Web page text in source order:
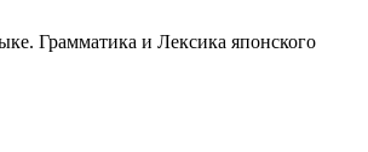
Грамматика и Лексика японского